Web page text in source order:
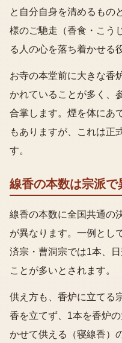
と自分自身を清めるもの
様のご馳走（香食・こう
る人の心を落ち着かせる
お寺の本堂前に大きな香
かれていることが多く、
合掌します。煙を体にあ
もありますが、これは正
す。
線香の本数は宗派で
線香の本数に全国共通の
が異なります。一例とし
済宗・曹洞宗では1本、
ことが多いとされます。
供え方も、香炉に立てる
香を立てず、1本を香炉
かせて供える（寝線香）